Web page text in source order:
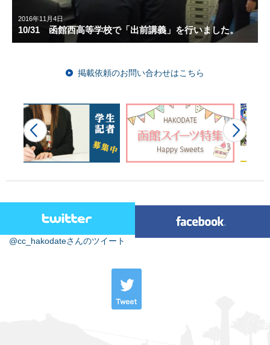
2016年11月4日
10/31 函館西高等学校で「出前講義」を行いました。
掲載依頼のお問い合わせはこちら
@cc_hakodateさんのツイート